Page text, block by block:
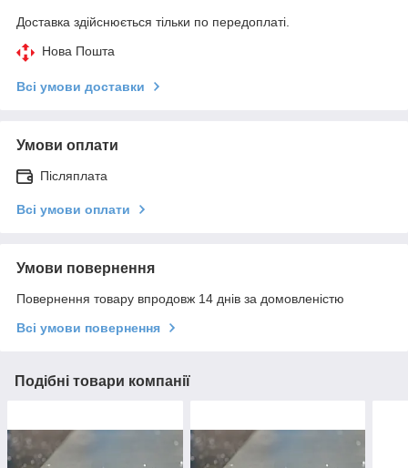
Доставка здійснюється тільки по передоплаті.
Нова Пошта
Всі умови доставки
Умови оплати
Післяплата
Всі умови оплати
Умови повернення
Повернення товару впродовж 14 днів за домовленістю
Всі умови повернення
Подібні товари компанії